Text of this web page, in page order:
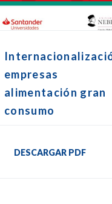
empresas
alimentación gran
consumo
DESCARGAR PDF